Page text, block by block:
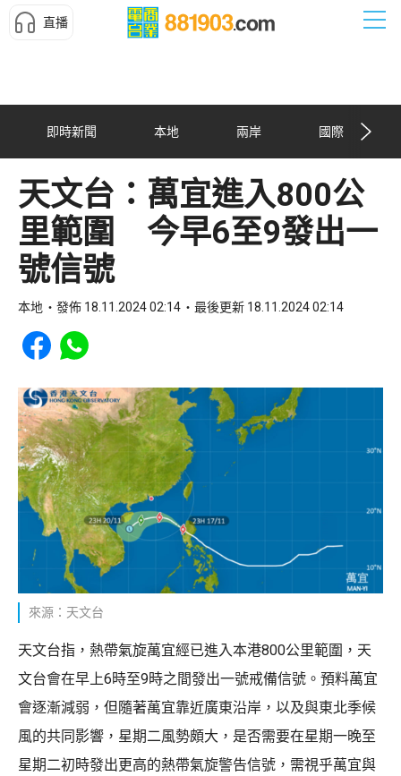
直播
即時新聞 本地 兩岸 國際
天文台：萬宜進入800公
里範圍 今早6至9發出一
號信號
本地 發佈 18.11.2024 02:14 最後更新 18.11.2024 02:14
Share to Facebook
Share to WhatsApp
來源：天文台
天文台指，熱帶氣旋萬宜經已進入本港800公里範圍，天
文台會在早上6時至9時之間發出一號戒備信號。預料萬宜
會逐漸減弱，但隨著萬宜靠近廣東沿岸，以及與東北季候
風的共同影響，星期二風勢頗大，是否需要在星期一晚至
星期二初時發出更高的熱帶氣旋警告信號，需視乎萬宜與